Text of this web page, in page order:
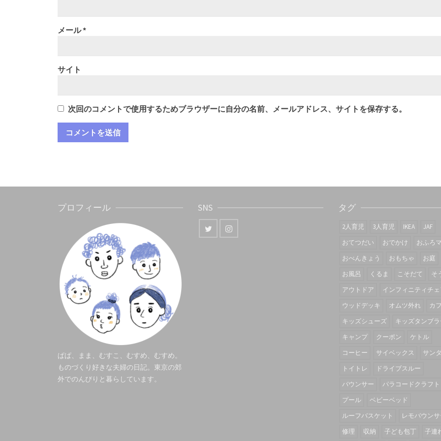
メール*
サイト
次回のコメントで使用するためブラウザーに自分の名前、メールアドレス、サイトを保存する。
プロフィール
ぱぱ、まま、むすこ、むすめ、むすめ。
ものづくり好きな夫婦の日記。東京の郊
外でのんびりと暮らしています。
SNS タグ
2人育児 3人育児 IKEA
JAF
おてつだい
おでかけ
おふろ
おべんきょう
おもちゃ
お庭
お風呂
くるま こそだて
そ
アウトドア
インフィニティチ
ウッドデッキ
オムツ外れ
カ
キッズシューズ
キッズタンブ
キャンプ
クーポン
ケトル
コーヒー
サイベックス
サン
トイトレ
ドライブスルー
バウンサー
パラコードクラフト
プール
ベビーベッド
ルーフバスケット
レモバウン
修理
収納 子ども包丁 子連